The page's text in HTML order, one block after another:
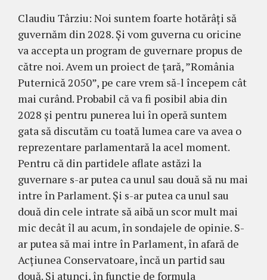
Claudiu Târziu: Noi suntem foarte hotărâți să
guvernăm din 2028. Și vom guverna cu oricine
va accepta un program de guvernare propus de
către noi. Avem un proiect de țară, ”România
Puternică 2050”, pe care vrem să-l începem cât
mai curând. Probabil că va fi posibil abia din
2028 și pentru punerea lui în operă suntem
gata să discutăm cu toată lumea care va avea o
reprezentare parlamentară la acel moment.
Pentru că din partidele aflate astăzi la
guvernare s-ar putea ca unul sau două să nu mai
intre în Parlament. Și s-ar putea ca unul sau
două din cele intrate să aibă un scor mult mai
mic decât îl au acum, în sondajele de opinie. S-
ar putea să mai intre în Parlament, în afară de
Acțiunea Conservatoare, încă un partid sau
două. Și atunci, în funcție de formula